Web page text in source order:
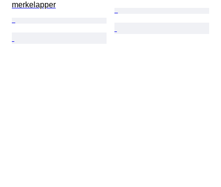
merkelapper